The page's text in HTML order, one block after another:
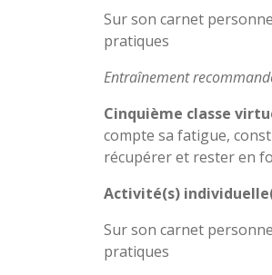
Sur son carnet
pratiques
Entraînement
Cinquième classe
compte sa fatigue,
récupérer et rester en
Activité(s)
Sur son carnet
pratiques